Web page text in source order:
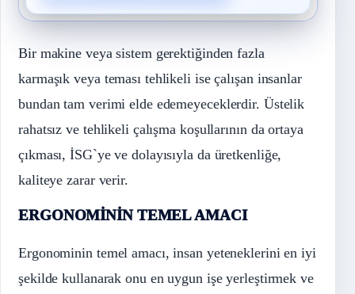
Bir makine veya sistem gerektiğinden fazla
karmaşık veya teması tehlikeli ise çalışan insanlar
bundan tam verimi elde edemeyeceklerdir. Üstelik
rahatsız ve tehlikeli çalışma koşullarının da ortaya
çıkması, İSG`ye ve dolayısıyla da üretkenliğe,
kaliteye zarar verir.
ERGONOMİNİN TEMEL AMACI
Ergonominin temel amacı, insan yeteneklerini en iyi
şekilde kullanarak onu en uygun işe yerleştirmek ve